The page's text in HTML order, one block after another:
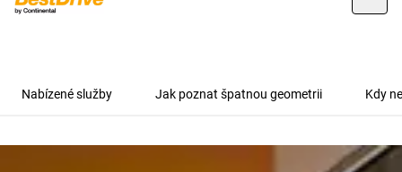
Nabízené služby Jak poznat špatnou geometrii Kdy